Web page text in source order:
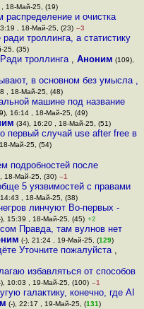
18-Май-25, (19)
и очистка
, 18-Май-25, (23) –3
троллинга, а статистику
25, (35)
троллинга , Аноним (109),
в основном без умысла ,
, 18-Май-25, (48)
машине под название
16:14 , 18-Май-25, (49)
(34), 16:20 , 18-Май-25, (51)
первый случай use after free в
Май-25, (54)
подробностей после
18-Май-25, (30) –1
5 уязвимостей с правами
, 18-Май-25, (38)
линчуют Во-первых -
), 15:39 , 18-Май-25, (45) +2
Правда, там вулнов нет
(-), 21:24 , 19-Май-25, (129)
Уточните пожалуйста ,
избавляться от способов
), 10:03 , 19-Май-25, (100) –1
галактику, конечно, где AI
(-), 22:17 , 19-Май-25, (131)